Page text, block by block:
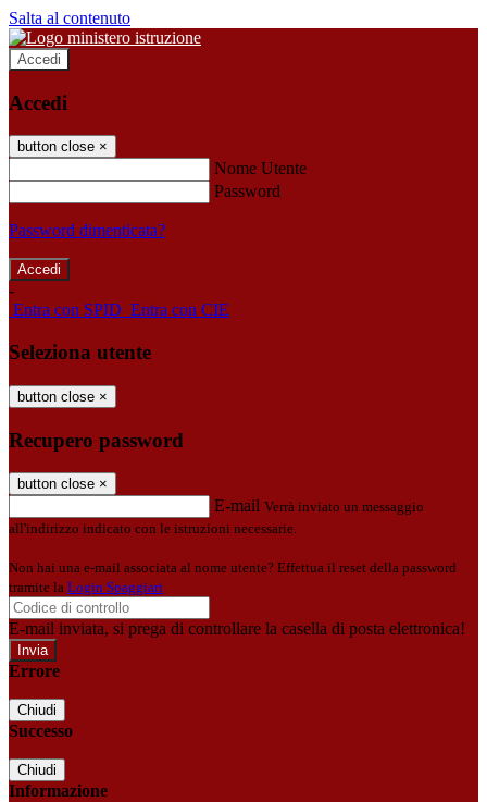
Salta al contenuto
Accedi
Accedi
button close ×
Nome Utente
Password
Password dimenticata?
-
Entra con SPID Entra con CIE
Seleziona utente
button close ×
Recupero password
button close ×
E-mail Verrà inviato un messaggio
all'indirizzo indicato con le istruzioni necessarie.
Non hai una e-mail associata al nome utente? Effettua il reset della password
tramite la Login Spaggiari
E-mail inviata, si prega di controllare la casella di posta elettronica!
Errore
Chiudi
Successo
Chiudi
Informazione